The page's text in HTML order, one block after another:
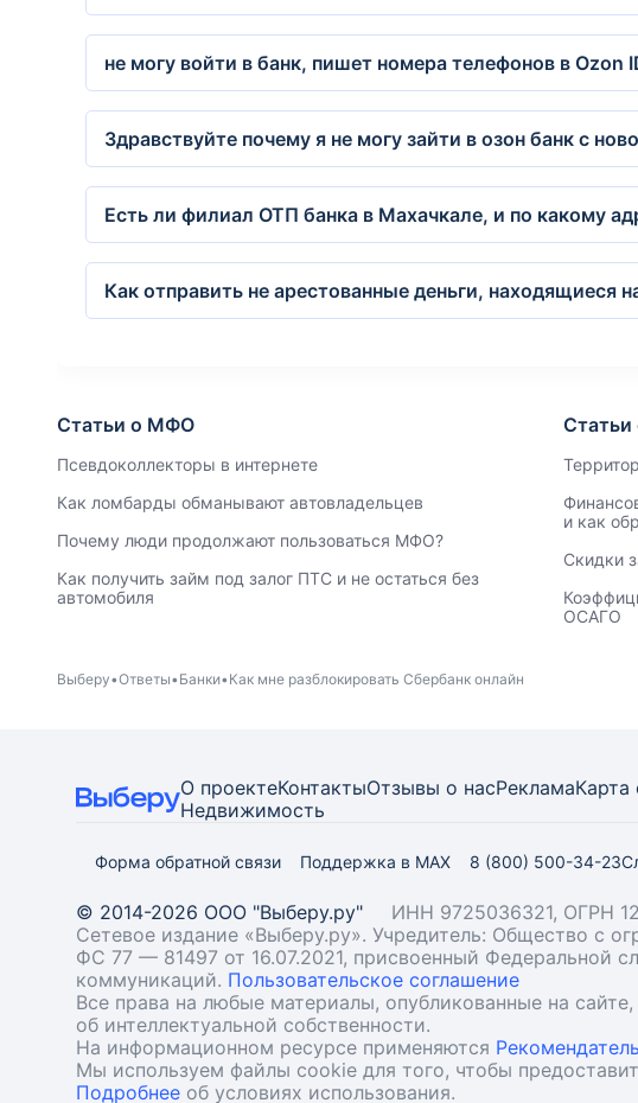
не могу войти в банк, пишет номера телефонов в Ozon
Здравствуйте почему я не могу зайти в озон банк с
Есть ли филиал ОТП банка в Махачкале, и по какому
Как отправить не арестованные деньги, находящиеся
Статьи о МФО
Псевдоколлекторы в интернете
Как ломбарды обманывают автовладельцев
Почему люди продолжают пользоваться МФО?
Как получить займ под залог ПТС и не остаться без
автомобиля
Статьи
и как
Скидки
ОСАГО
Выберу Ответы Банки Как мне разблокировать Сбербанк онлайн
О проектеКонтактыОтзывы о насРекламаКарта
Недвижимость
Форма обратной связи Поддержка в MAX 8 (800) 500-34-23
© 2014-2026 ООО "Выберу.ру"
ИНН 9725036321, ОГРН
Сетевое издание «Выберу.ру». Учредитель: Общество с
ФС 77 — 81497 от 16.07.2021, присвоенный Федеральной
коммуникаций. Пользовательское соглашение
Все права на любые материалы, опубликованные на
об интеллектуальной собственности.
На информационном ресурсе применяются
Мы используем файлы cookie для того, чтобы
Подробнее об условиях использования.